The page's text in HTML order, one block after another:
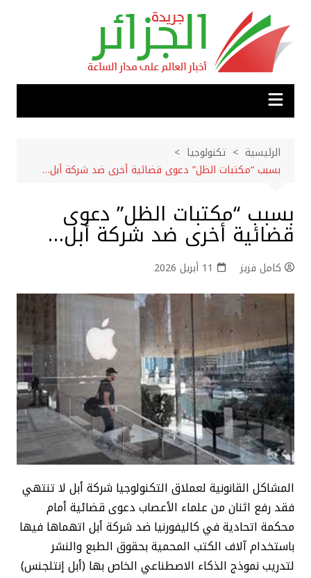
المحتوى
الرئيسية
تكنولوجيا
بسبب “مكتبات الظل” دعوى قضائية أخرى ضد شركة أبل…
بسبب “مكتبات الظل” دعوى
قضائية أخرى ضد شركة أبل…
كامل فزيز 11 أبريل 2026
المشاكل القانونية لعملاق التكنولوجيا شركة أبل لا تنتهي
فقد رفع اثنان من علماء الأعصاب دعوى قضائية أمام
محكمة اتحادية في كاليفورنيا ضد شركة أبل اتهماها فيها
باستخدام آلاف الكتب المحمية بحقوق الطبع والنشر
لتدريب نموذج الذكاء الاصطناعي الخاص بها (أبل إنتلجنس)